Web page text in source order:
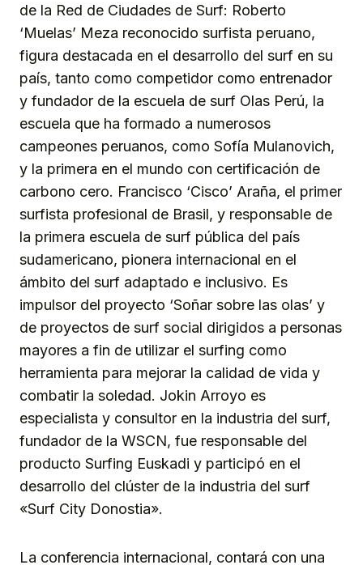
de la Red de Ciudades de Surf: Roberto
‘Muelas’ Meza reconocido surfista peruano,
figura destacada en el desarrollo del surf en su
país, tanto como competidor como entrenador
y fundador de la escuela de surf Olas Perú, la
escuela que ha formado a numerosos
campeones peruanos, como Sofía Mulanovich,
y la primera en el mundo con certificación de
carbono cero. Francisco ‘Cisco’ Araña, el primer
surfista profesional de Brasil, y responsable de
la primera escuela de surf pública del país
sudamericano, pionera internacional en el
ámbito del surf adaptado e inclusivo. Es
impulsor del proyecto ‘Soñar sobre las olas’ y
de proyectos de surf social dirigidos a personas
mayores a fin de utilizar el surfing como
herramienta para mejorar la calidad de vida y
combatir la soledad. Jokin Arroyo es
especialista y consultor en la industria del surf,
fundador de la WSCN, fue responsable del
producto Surfing Euskadi y participó en el
desarrollo del clúster de la industria del surf
«Surf City Donostia».
La conferencia internacional, contará con una